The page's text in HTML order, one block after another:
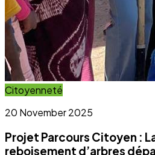
Parcourez notre galerie photo
de nos projets au sein des
mille mots.
Voir la Galerie Photos